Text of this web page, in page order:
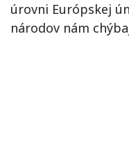
úrovni Európskej
národov nám